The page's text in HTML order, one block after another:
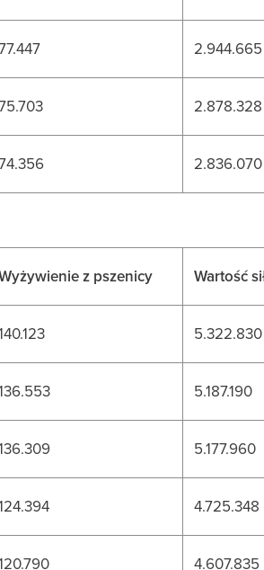
2.944.665
2.878.328
2.836.070
z pszenicy Wartość
5.322.830
5.187.190
5.177.960
4.725.348
4.607.835